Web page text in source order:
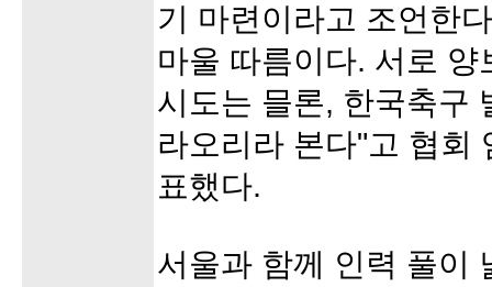
기 마련이라고 조언한
마울 따름이다. 서로
시도는 믈론, 한국축구
라오리라 본다"고 협회
표했다.
서울과 함께 인력 풀이